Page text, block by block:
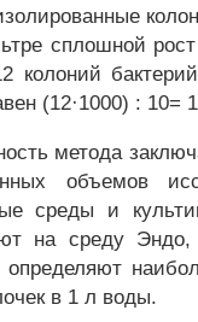
сплошной
(12·1000) : 10=
метода
объемов
среды и
на среду
в 1 л воды.